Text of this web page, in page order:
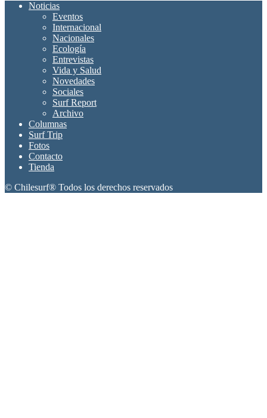
Noticias
Eventos
Internacional
Nacionales
Ecología
Entrevistas
Vida y Salud
Novedades
Sociales
Surf Report
Archivo
Columnas
Surf Trip
Fotos
Contacto
Tienda
© Chilesurf® Todos los derechos reservados